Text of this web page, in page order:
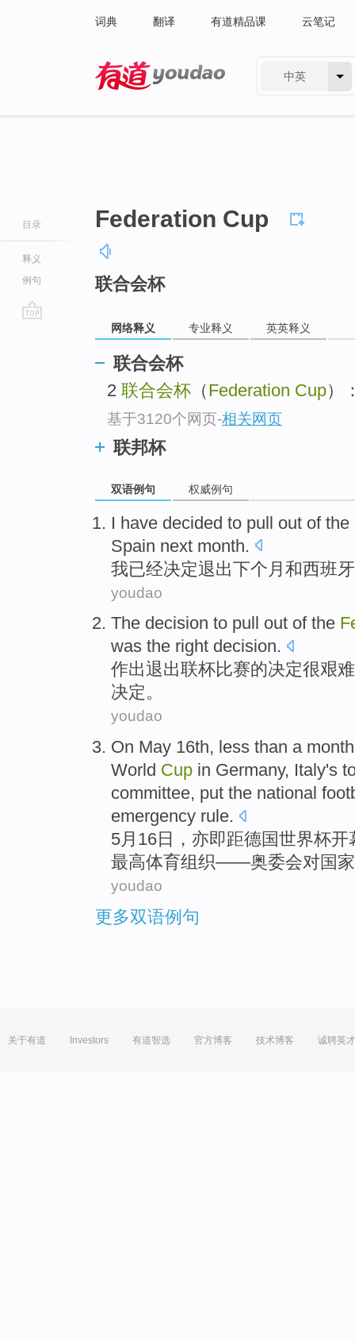
词典 翻译 有道精品课 云笔记
中英
目录
释义
例句
Federation Cup
联合会杯
网络释义 专业释义 英英释义
联合会杯
2 联合会杯 （Federation Cup）
基于3120个网页-相关网页
联邦杯
双语例句 权威例句
I have decided to pull out of the
Spain next month.
我已经决定退出下个 月 和西班牙
youdao
The decision to pull out of the
was the right decision.
作出退出联杯比赛的决定很艰
决定。
youdao
On May 16th, less than a month
World Cup in Germany, Italy's
committee, put the national
emergency rule.
5月 16日，亦即距德国世界杯开
最高体育组织——奥委会对国家
youdao
更多双语例句
关于有道 Investors 有道智选 官方博客 技术博客 诚聘英才